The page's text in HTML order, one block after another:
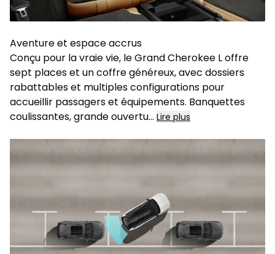
Aventure et espace accrus
Conçu pour la vraie vie, le Grand Cherokee L offre
sept places et un coffre généreux, avec dossiers
rabattables et multiples configurations pour
accueillir passagers et équipements. Banquettes
coulissantes, grande ouvertu... Lire plus